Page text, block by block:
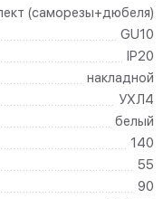
(саморезы+дюбеля)
GU10
IP20
накладной
УХЛ4
белый
140
55
90